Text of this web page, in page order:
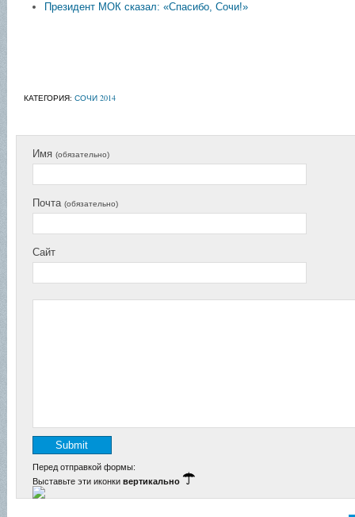
Президент МОК сказал: «Спасибо, Сочи!»
КАТЕГОРИЯ: СОЧИ 2014
Имя (обязательно)
Почта (обязательно)
Сайт
Перед отправкой формы:
Выставьте эти иконки вертикально